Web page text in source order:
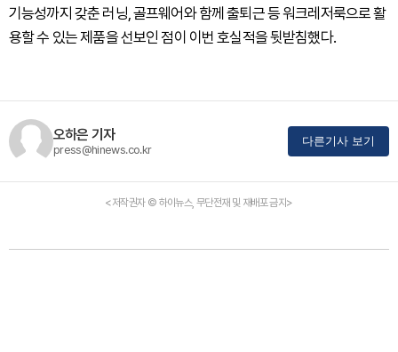
기능성까지 갖춘 러닝, 골프웨어와 함께 출퇴근 등 워크레저룩으로 활
용할 수 있는 제품을 선보인 점이 이번 호실적을 뒷받침했다.
오하은 기자
press@hinews.co.kr
다른기사 보기
<저작권자 © 하이뉴스, 무단전재 및 재배포 금지>